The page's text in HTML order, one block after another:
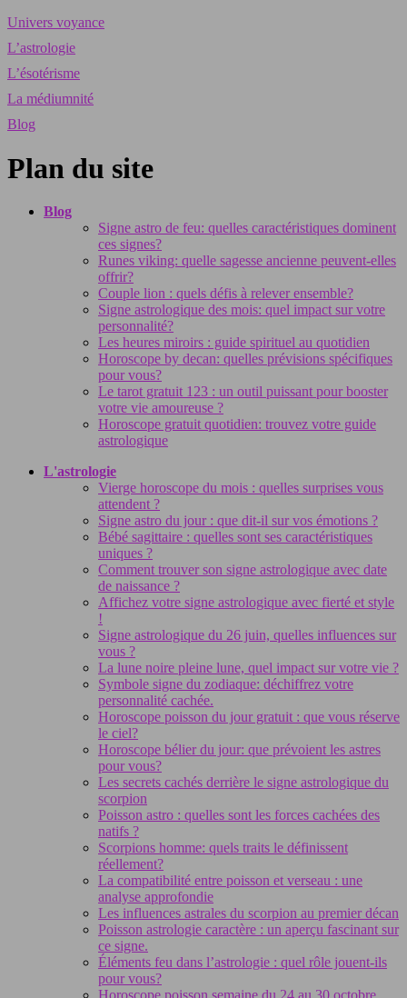
Univers voyance
L’astrologie
L’ésotérisme
La médiumnité
Blog
Plan du site
Blog
Signe astro de feu: quelles caractéristiques dominent
ces signes?
Runes viking: quelle sagesse ancienne peuvent-elles
offrir?
Couple lion : quels défis à relever ensemble?
Signe astrologique des mois: quel impact sur votre
personnalité?
Les heures miroirs : guide spirituel au quotidien
Horoscope by decan: quelles prévisions spécifiques
pour vous?
Le tarot gratuit 123 : un outil puissant pour booster
votre vie amoureuse ?
Horoscope gratuit quotidien: trouvez votre guide
astrologique
L'astrologie
Vierge horoscope du mois : quelles surprises vous
attendent ?
Signe astro du jour : que dit-il sur vos émotions ?
Bébé sagittaire : quelles sont ses caractéristiques
uniques ?
Comment trouver son signe astrologique avec date
de naissance ?
Affichez votre signe astrologique avec fierté et style
!
Signe astrologique du 26 juin, quelles influences sur
vous ?
La lune noire pleine lune, quel impact sur votre vie ?
Symbole signe du zodiaque: déchiffrez votre
personnalité cachée.
Horoscope poisson du jour gratuit : que vous réserve
le ciel?
Horoscope bélier du jour: que prévoient les astres
pour vous?
Les secrets cachés derrière le signe astrologique du
scorpion
Poisson astro : quelles sont les forces cachées des
natifs ?
Scorpions homme: quels traits le définissent
réellement?
La compatibilité entre poisson et verseau : une
analyse approfondie
Les influences astrales du scorpion au premier décan
Poisson astrologie caractère : un aperçu fascinant sur
ce signe.
Éléments feu dans l’astrologie : quel rôle jouent-ils
pour vous?